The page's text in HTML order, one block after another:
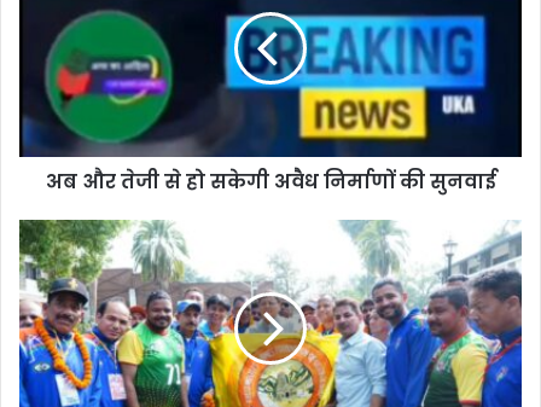
अब और तेजी से हो सकेगी अवैध निर्माणों की सुनवाई